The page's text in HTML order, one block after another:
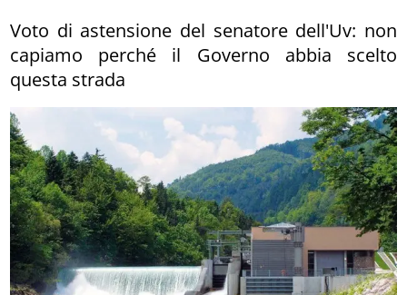
Voto di astensione del senatore dell'Uv: non
capiamo perché il Governo abbia scelto
questa strada